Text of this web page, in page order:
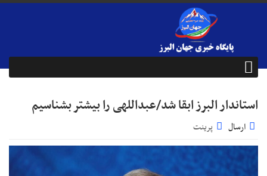
استاندار البرز ابقا شد/عبداللهی را بیشتر بشناسیم
ارسال پرینت